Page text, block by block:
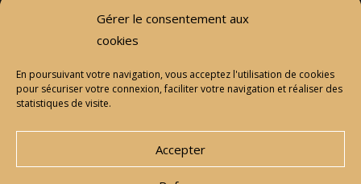
Gérer le consentement aux
cookies
En poursuivant votre navigation, vous acceptez l'utilisation de cookies
pour sécuriser votre connexion, faciliter votre navigation et réaliser des
statistiques de visite.
Accepter